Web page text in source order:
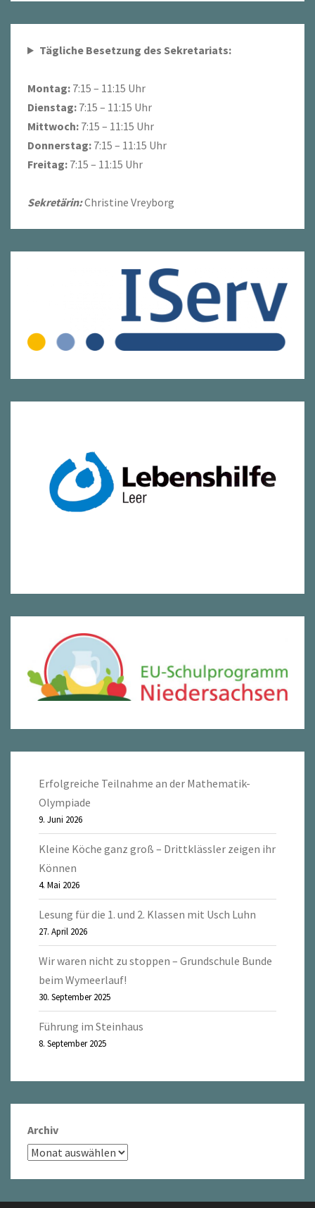
Tägliche Besetzung des Sekretariats:
Montag: 7:15 – 11:15 Uhr
Dienstag: 7:15 – 11:15 Uhr
Mittwoch: 7:15 – 11:15 Uhr
Donnerstag: 7:15 – 11:15 Uhr
Freitag: 7:15 – 11:15 Uhr
Sekretärin:Christine Vreyborg
Erfolgreiche Teilnahme an der Mathematik-
Olympiade
9. Juni 2026
Kleine Köche ganz groß – Drittklässler zeigen ihr
Können
4. Mai 2026
Lesung für die 1. und 2. Klassen mit Usch Luhn
27. April 2026
Wir waren nicht zu stoppen – Grundschule Bunde
beim Wymeerlauf!
30. September 2025
Führung im Steinhaus
8. September 2025
Archiv